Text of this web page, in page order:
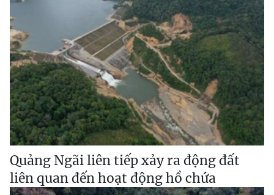
Quảng Ngãi liên tiếp xảy ra động đất
liên quan đến hoạt động hồ chứa